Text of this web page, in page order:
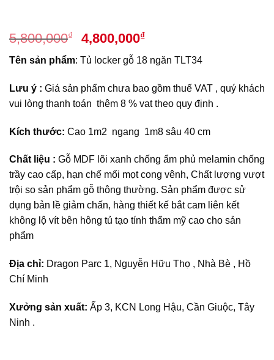
5,800,000₫
Giá
gốc
là:
5,800,000₫.
4,800,000₫Giá
tại
là:
4,800,000₫.
Tên sản phẩm: Tủ locker gỗ 18 ngăn TLT34
Lưu ý : Giá sản phẩm chưa bao gồm thuế VAT , quý khách
vui lòng thanh toán thêm 8 % vat theo quy định .
Kích thước: Cao 1m2 ngang 1m8 sâu 40 cm
Chất liệu : Gỗ MDF lõi xanh chống ẩm phủ melamin chống
trầy cao cấp, hạn chế mối mọt cong vênh, Chất lượng vượt
trội so sản phẩm gỗ thông thường. Sản phẩm được sử
dụng bản lề giảm chấn, hàng thiết kế bắt cam liên kết
không lộ vít bên hông tủ tạo tính thẩm mỹ cao cho sản
phẩm
Địa chỉ: Dragon Parc 1, Nguyễn Hữu Thọ , Nhà Bè , Hồ
Chí Minh
Xưởng sản xuất: Ấp 3, KCN Long Hậu, Cần Giuộc, Tây
Ninh .